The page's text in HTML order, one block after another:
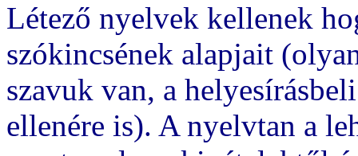
Létező nyelvek kellenek
szókincsének alapjait
szavuk van, a
ellenére is). A nyelvtan a